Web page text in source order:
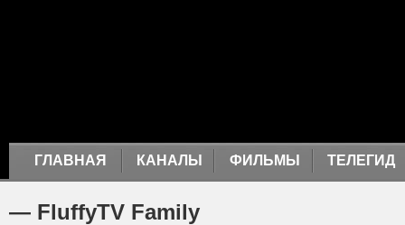
ГЛАВНАЯ КАНАЛЫ ФИЛЬМЫ ТЕЛЕГИД
— FluffyTV Family